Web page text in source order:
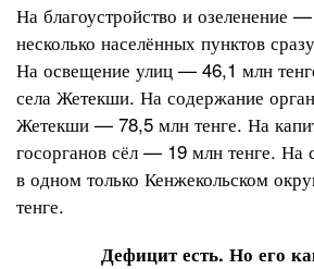
На благоустройство и озеленение
несколько населённых пунктов
На освещение улиц — 46,1 млн
села Жетекши. На содержание
Жетекши — 78,5 млн тенге. На
госорганов сёл — 19 млн тенге. На
в одном только Кенжекольском
тенге.
Дефицит есть. Но его